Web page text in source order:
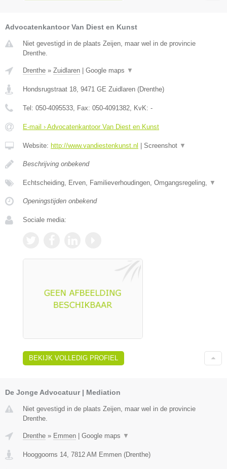
Advocatenkantoor Van Diest en Kunst
Niet gevestigd in de plaats Zeijen, maar wel in de provincie
Drenthe.
Drenthe » Zuidlaren Google maps ▼
Hondsrugstraat 18 9471 GE Zuidlaren (Drenthe)
Tel: 050-4095533 , Fax: 050-4091382 , KvK: -
E-mail › Advocatenkantoor Van Diest en Kunst
Website: http://www.vandiestenkunst.nl Screenshot ▼
Beschrijving onbekend
Echtscheiding, Erven, Familieverhoudingen, Omgangsregeling, ▼
Openingstijden onbekend
Sociale media:
BEKIJK VOLLEDIG PROFIEL
De Jonge Advocatuur | Mediation
Niet gevestigd in de plaats Zeijen, maar wel in de provincie
Drenthe.
Drenthe » Emmen Google maps ▼
Hooggoorns 14, 7812 AM Emmen (Drenthe)